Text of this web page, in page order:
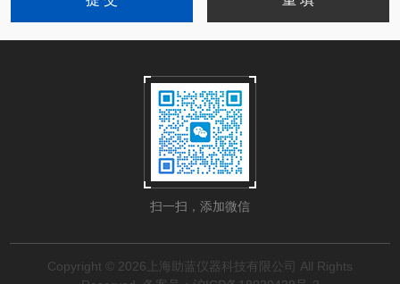
扫一扫，添加微信
Copyright © 2026上海助蓝仪器科技有限公司 All Rights